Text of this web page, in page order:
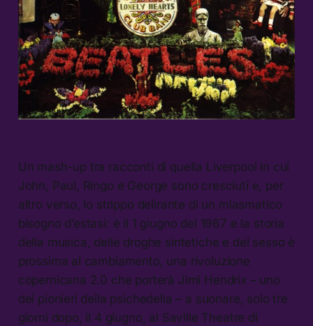
Un mash-up tra racconti di quella Liverpool in cui
John, Paul, Ringo e George sono cresciuti e, per
altro verso, lo strippo delirante di un miasmatico
bisogno d’estasi: è il 1 giugno del 1967 e la storia
della musica, delle droghe sintetiche e del sesso è
prossima al cambiamento, una rivoluzione
copernicana 2.0 che porterà Jimi Hendrix – uno
dei pionieri della psichedelia – a suonare, solo tre
giorni dopo, il 4 giugno, al Saville Theatre di